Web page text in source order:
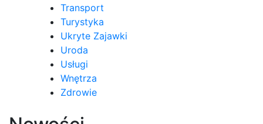
Transport
Turystyka
Ukryte Zajawki
Uroda
Usługi
Wnętrza
Zdrowie